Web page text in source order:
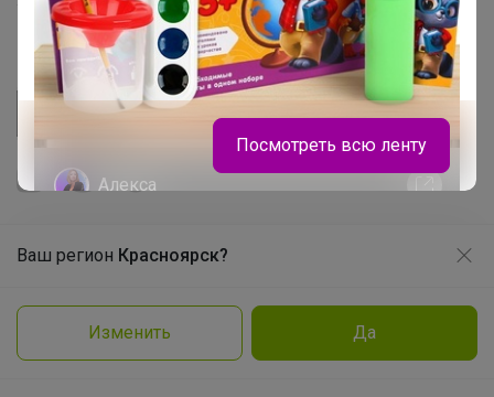
Ваш регион Красноярск?
Изменить Да
Укорачиватель ссылок
Политика конфиденциальности
Cоглашение пользователя
Алекса
Натали школьная коллекция
Посмотреть всю ленту
Продолжая использовать этот сайт и нажимая кнопку
Принять